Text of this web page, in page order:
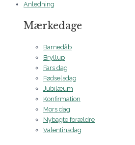
Anledning
Mærkedage
Barnedåb
Bryllup
Fars dag
Fødselsdag
Jubilæum
Konfirmation
Mors dag
Nybagte forældre
Valentinsdag